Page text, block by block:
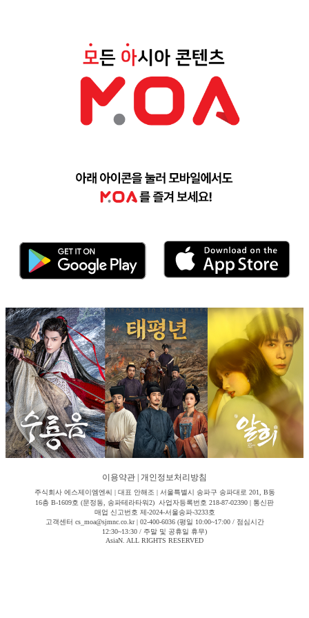
이용약관 개인정보처리방침
주식회사 에스제이엠엔씨 | 대표 안해조 | 서울특별시 송파구 송파대로 201, B동
16층 B-1609호 (문정동, 송파테라타워2) 사업자등록번호 218-87-02390 | 통신판
매업 신고번호 제-2024-서울송파-3233호
고객센터 cs_moa@sjmnc.co.kr | 02-400-6036 (평일 10:00~17:00 / 점심시간
12:30~13:30 / 주말 및 공휴일 휴무)
AsiaN. ALL RIGHTS RESERVED